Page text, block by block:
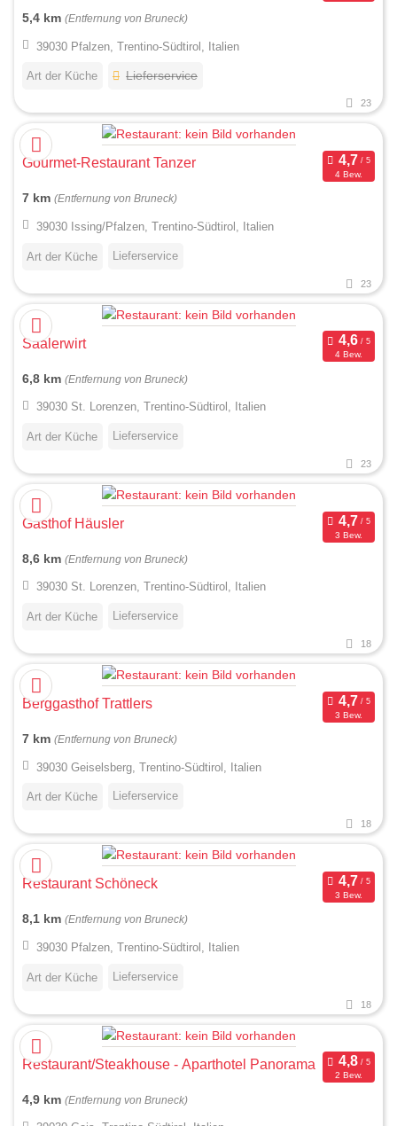
5,4 km (Entfernung von Bruneck)
39030 Pfalzen, Trentino-Südtirol, Italien
Art der Küche Lieferservice
23
Gourmet-Restaurant Tanzer
4 Bew.
7 km (Entfernung von Bruneck)
39030 Issing/Pfalzen, Trentino-Südtirol, Italien
Art der Küche Lieferservice
23
Saalerwirt
4 Bew.
6,8 km (Entfernung von Bruneck)
39030 St. Lorenzen, Trentino-Südtirol, Italien
Art der Küche Lieferservice
23
Gasthof Häusler
3 Bew.
8,6 km (Entfernung von Bruneck)
39030 St. Lorenzen, Trentino-Südtirol, Italien
Art der Küche Lieferservice
18
Berggasthof Trattlers
3 Bew.
7 km (Entfernung von Bruneck)
39030 Geiselsberg, Trentino-Südtirol, Italien
Art der Küche Lieferservice
18
Restaurant Schöneck
3 Bew.
8,1 km (Entfernung von Bruneck)
39030 Pfalzen, Trentino-Südtirol, Italien
Art der Küche Lieferservice
18
Restaurant/Steakhouse - Aparthotel Panorama
2 Bew.
4,9 km (Entfernung von Bruneck)